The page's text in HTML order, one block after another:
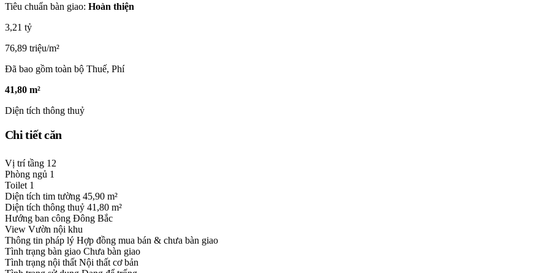
Tiêu chuẩn bàn giao: Hoàn thiện
3,21 tỷ
76,89 triệu/m²
Đã bao gồm toàn bộ Thuế, Phí
41,80 m²
Diện tích thông thuỷ
Chi tiết căn
Vị trí tầng 12
Phòng ngủ 1
Toilet 1
Diện tích tim tường 45,90 m²
Diện tích thông thuỷ 41,80 m²
Hướng ban công Đông Bắc
View Vườn nội khu
Thông tin pháp lý Hợp đồng mua bán & chưa bàn giao
Tình trạng bàn giao Chưa bàn giao
Tình trạng nội thất Nội thất cơ bản